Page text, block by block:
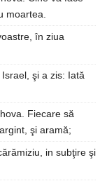
moartea.
în ziua
şi a zis: Iată
Fiecare să
şi aramă;
in subţire şi